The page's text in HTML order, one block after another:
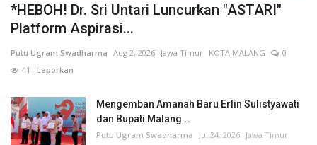
*HEBOH! Dr. Sri Untari Luncurkan "ASTARI"
Platform Aspirasi...
Putu Ugram Swadharma Aug 2, 2026 Jawa Timur KOTA MALANG
0
41
Laporkan
Mengemban Amanah Baru Erlin Sulistyawati
dan Bupati Malang...
Putu Ugram Swadharma Jul 24, 2026 Jawa Timur